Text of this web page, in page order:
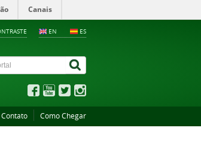
Canais
EN ES
Contato Como Chegar